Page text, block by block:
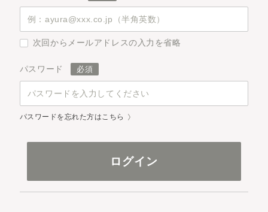
次回からメールアドレスの入力を省略
パスワード
パスワードを忘れた方はこちら